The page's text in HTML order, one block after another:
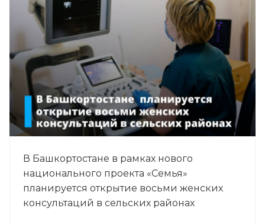
В Башкортостане в рамках нового
национального проекта «Семья»
планируется открытие восьми женских
консультаций в сельских районах